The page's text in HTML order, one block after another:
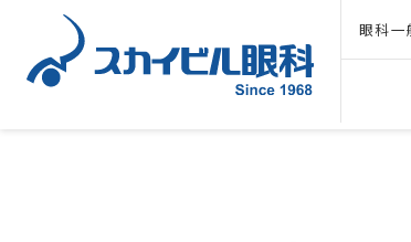
眼科一